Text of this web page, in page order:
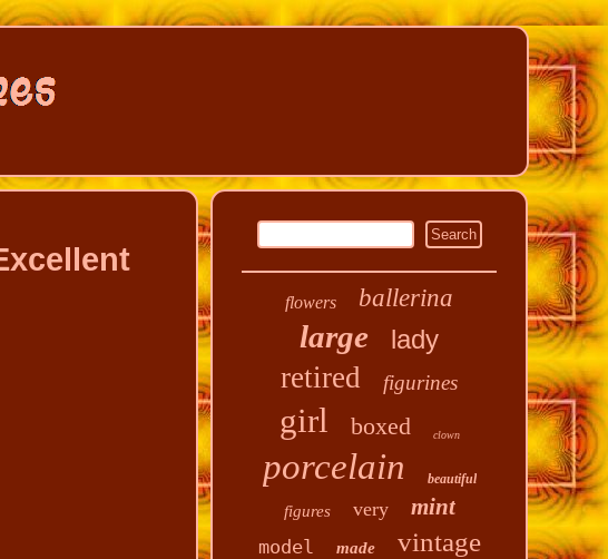
flowers ballerina
large lady
retired figurines
girl boxed clown
porcelain beautiful
figures very mint
model made vintage